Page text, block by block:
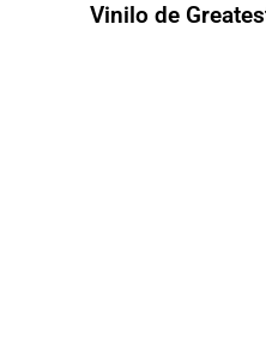
Vinilo de